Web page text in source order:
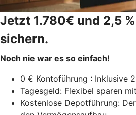
Jetzt 1.780€ und 2,5
sichern.
Noch nie war es so einfach!
0 € Kontoführung : Inklusive
Tagesgeld: Flexibel sparen
Kostenlose Depotführung: